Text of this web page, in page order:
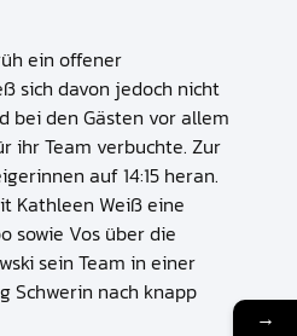
ein offener
sich davon jedoch nicht
bei den Gästen vor allem
ihr Team verbuchte. Zur
auf 14:15 heran.
Kathleen Weiß eine
sowie Vos über die
sein Team in einer
Schwerin nach knapp
→